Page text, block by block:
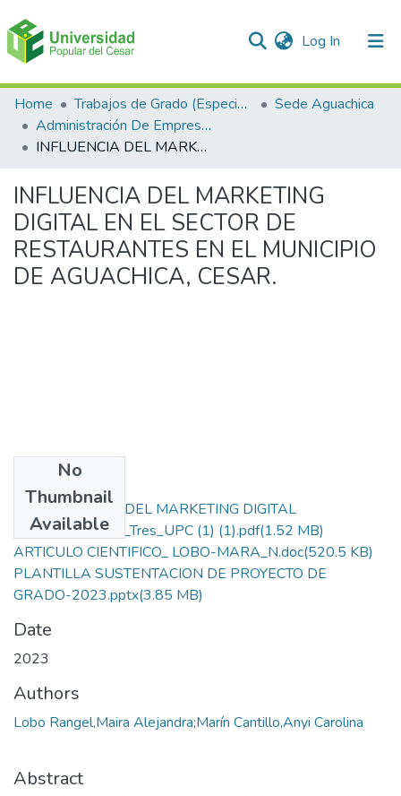
Log In (current)
Communities & Collections
All of DSpace
Home Trabajos de Grado (Especializaciones y Pregrados)
Sede Aguachica
Administración De Empresas
INFLUENCIA DEL MARKETING DIGITAL EN EL SECTOR DE RESTAURANTES EN EL MUNICIPIO DE AGUACHICA, CESAR.
INFLUENCIA DEL MARKETING
DIGITAL EN EL SECTOR DE
RESTAURANTES EN EL MUNICIPIO
DE AGUACHICA, CESAR.
No
Thumbnail
Available
A1 INFLUENCIA DEL MARKETING DIGITAL
Plantilla_Formato_Tres_UPC (1) (1).pdf(1.52 MB)
ARTICULO CIENTIFICO_ LOBO-MARA_N.doc(520.5 KB)
PLANTILLA SUSTENTACION DE PROYECTO DE
GRADO-2023.pptx(3.85 MB)
Date
2023
Authors
Lobo Rangel,Maira Alejandra;Marín Cantillo,Anyi Carolina
Abstract